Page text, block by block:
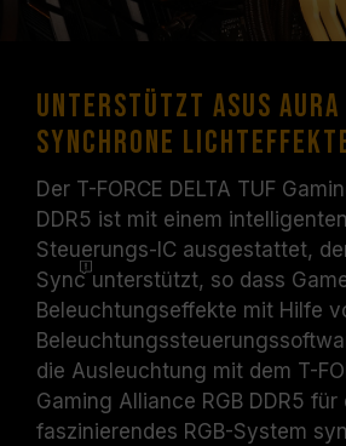
Unterstützt ASUS
synchrone
Der T-FORCE DELTA TUF
DDR5 ist mit einem
Steuerungs-IC ausgestattet,
Syncunterstützt, so dass
Beleuchtungseffekte mit Hilfe
die Ausleuchtung mit dem T-
Gaming Alliance RGB DDR5 für
faszinierendes RGB-System